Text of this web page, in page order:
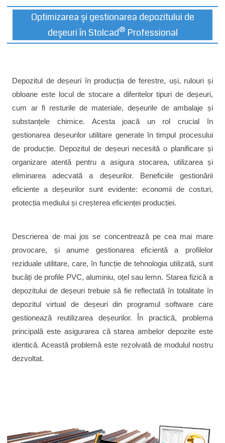
Optimizarea și gestionarea depozitului de
deșeuri în Stolcad® Professional
Depozitul de deșeuri în producția de ferestre, uși, rulouri și
obloane este locul de stocare a diferitelor tipuri de deșeuri,
cum ar fi resturile de materiale, deșeurile de ambalaje și
substanțele chimice. Acesta joacă un rol crucial în
gestionarea deșeurilor utilitare generate în timpul procesului
de producție. Depozitul de deșeuri necesită o planificare și
organizare atentă pentru a asigura stocarea, utilizarea și
eliminarea adecvată a deșeurilor. Beneficiile gestionării
eficiente a deșeurilor sunt evidente: economii de costuri,
protecția mediului și creșterea eficienței producției.
Descrierea de mai jos se concentrează pe cea mai mare
provocare, și anume gestionarea eficientă a profilelor
reziduale utilitare, care, în funcție de tehnologia utilizată, sunt
bucăți de profile PVC, aluminiu, oțel sau lemn. Starea fizică a
depozitului de deșeuri trebuie să fie reflectată în totalitate în
depozitul virtual de deșeuri din programul software care
gestionează reutilizarea deșeurilor. În practică, problema
principală este asigurarea că starea ambelor depozite este
identică. Această problemă este rezolvată de modulul nostru
dezvoltat.